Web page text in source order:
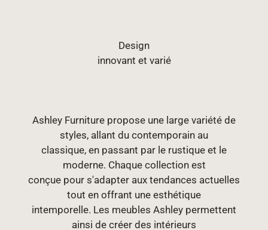
Design
innovant et varié
Ashley Furniture propose une large variété de
styles, allant du contemporain au
classique, en passant par le rustique et le
moderne. Chaque collection est
conçue pour s'adapter aux tendances actuelles
tout en offrant une esthétique
intemporelle. Les meubles Ashley permettent
ainsi de créer des intérieurs